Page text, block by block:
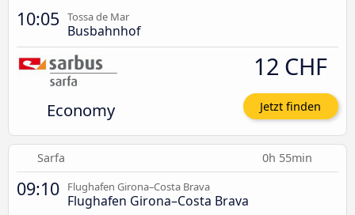
10:05 Tossa de Mar
Busbahnhof
Economy
12 CHF
Jetzt finden
Sarfa 0h 55min
09:10 Flughafen Girona–Costa Brava
Flughafen Girona–Costa Brava